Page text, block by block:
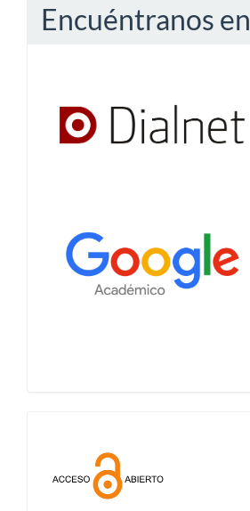
Encuéntranos en
abierto